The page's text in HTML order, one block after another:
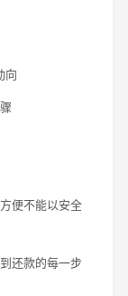
向
便不能以安全
还款的每一步